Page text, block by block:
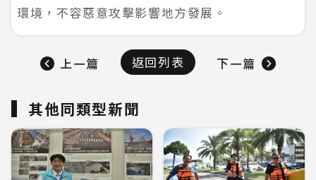
環境，不容惡意攻擊影響地方發展。
上一篇 返回列表 下一篇
其他同類型新聞